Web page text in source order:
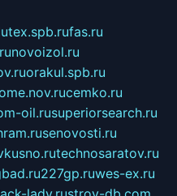
fas.ru
novoizol.ru
orakul.spb.ru
cemko.ru
oil.rusuperiorsearch.ru
senovosti.ru
technosaratov.ru
227gp.ruwes-ex.ru